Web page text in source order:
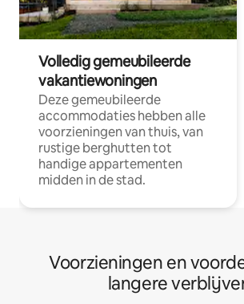
Volledig gemeubileerde
vakantiewoningen
Deze gemeubileerde
accommodaties hebben alle
voorzieningen van thuis, van
rustige berghutten tot
handige appartementen
midden in de stad.
Voorzieningen en
langere